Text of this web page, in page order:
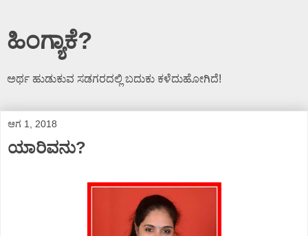
ಹಿಂಗ್ಯಾಕೆ?
ಅರ್ಥ ಹುಡುಕುವ ಸಡಗರದಲ್ಲಿ ಬದುಕು ಕಳೆದುಹೋಗಿದೆ!
ಆಗ 1, 2018
ಯಾರಿವನು?